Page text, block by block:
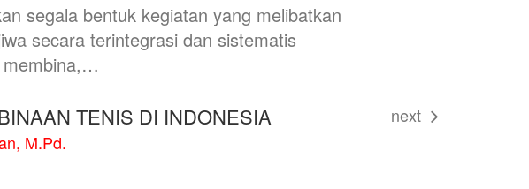
segala bentuk kegiatan yang melibatkan
secara terintegrasi dan sistematis
membina,…
TENIS DI INDONESIA
M.Pd.
next